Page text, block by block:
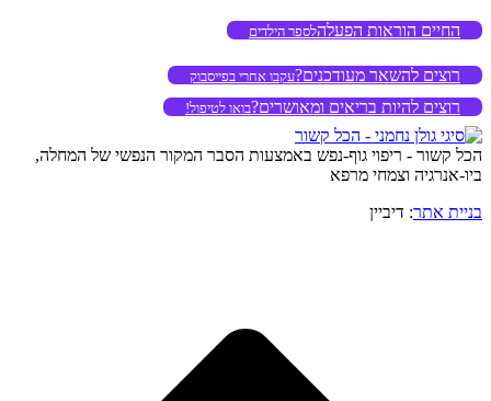
החיים הוראות הפעלהלספר הילדים
רוצים להשאר מעודכנים?עקבו אחרי בפייסבוק
רוצים להיות בריאים ומאושרים?בואו לטיפול!
הכל קשור - ריפוי גוף-נפש באמצעות הסבר המקור הנפשי של המחלה,
ביו-אנרגיה וצמחי מרפא
בניית אתר: דיביין